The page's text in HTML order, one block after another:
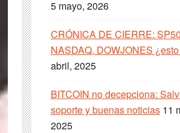
5 mayo, 2026
CRÓNICA DE CIERRE:
NASDAQ, DOWJONES
abril, 2025
BITCOIN no decepciona:
soporte y buenas noticias 11
2025